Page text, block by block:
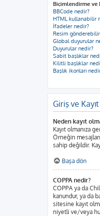
Biçimlendirme ve
BBCode nedir?
HTML kullanabilir
İfadeler nedir?
Resim
Global duyurular
Duyurular nedir?
Sabit başlıklar
Kilitli başlıklar
Başlık ikonları
Giriş ve
Neden kayıt
Kayıt olmanıza
Örneğin
sahip değildir.
Başa dön
COPPA nedir?
COPPA ya da
kanundur, ya da
sitesine kayıt
niyetli ve/veya